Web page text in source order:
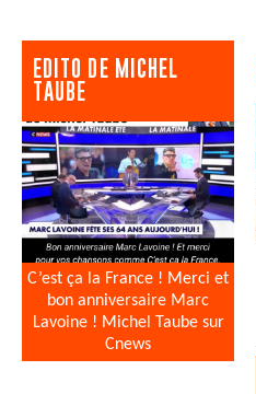
EDITO DE MICHEL
TAUBE
C’est ça la France ! Merci et
bon anniversaire Marc
Lavoine ! Michel Taube sur
Cnews